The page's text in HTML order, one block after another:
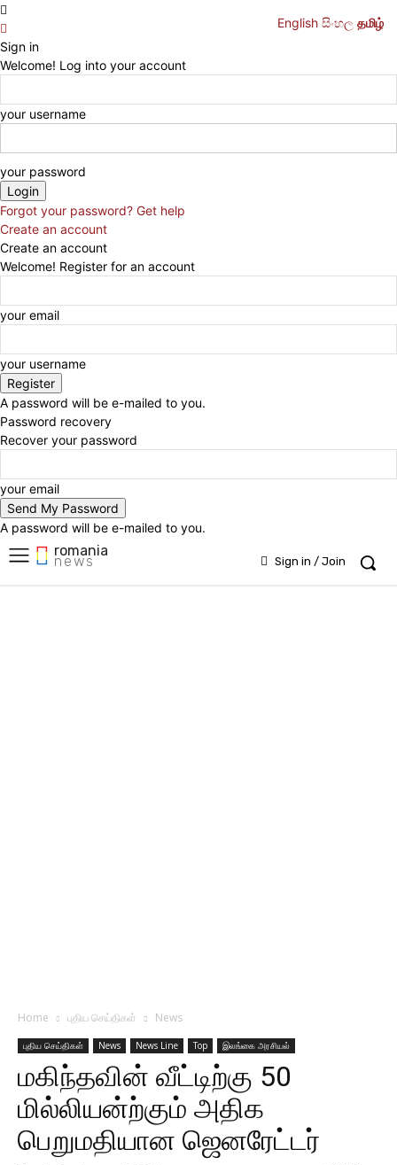
Sign in
Welcome! Log into your account
your username
your password
Forgot your password? Get help
Create an account
Create an account
Welcome! Register for an account
your email
your username
A password will be e-mailed to you.
Password recovery
Recover your password
your email
A password will be e-mailed to you.
romania
news Sign in / Join
Home புதிய செய்திகள் News
புதிய செய்திகள் News News Line Top இலங்கை அரசியல்
மகிந்தவின் வீட்டிற்கு 50
மில்லியன்ற்கும் அதிக
பெறுமதியான ஜெனரேட்டர்
English සිංහල தமிழ்